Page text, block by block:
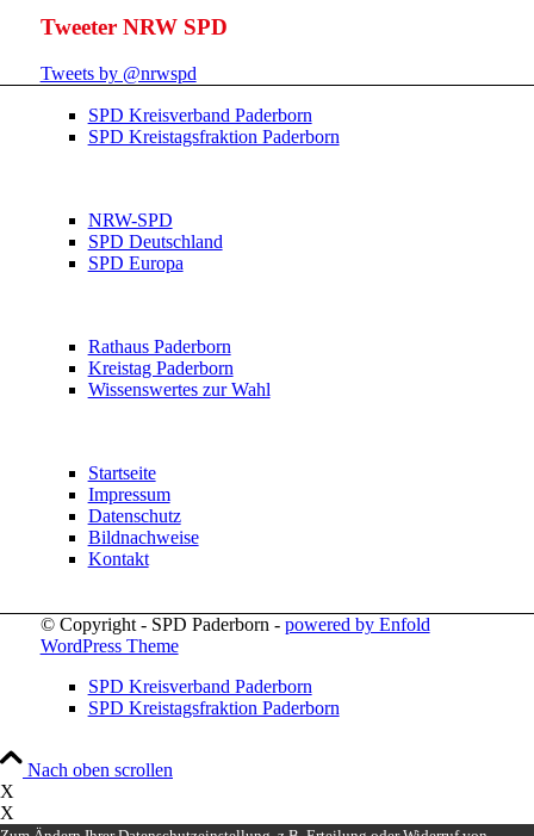
Tweeter NRW SPD
Tweets by @nrwspd
SPD Kreisverband Paderborn
SPD Kreistagsfraktion Paderborn
NRW-SPD
SPD Deutschland
SPD Europa
Rathaus Paderborn
Kreistag Paderborn
Wissenswertes zur Wahl
Startseite
Impressum
Datenschutz
Bildnachweise
Kontakt
© Copyright - SPD Paderborn - powered by Enfold
WordPress Theme
SPD Kreisverband Paderborn
SPD Kreistagsfraktion Paderborn
Nach oben scrollen
X
X